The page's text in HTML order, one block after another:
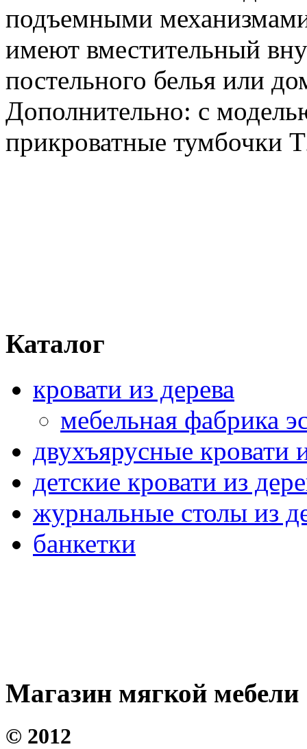
подъемными
имеют вместительный
постельного белья или
Дополнительно: с
прикроватные
Каталог
кровати из дерева
мебельная фабрика
двухъярусные кровати
детские кровати из
журнальные столы из
банкетки
Магазин мягкой мебели
© 2012